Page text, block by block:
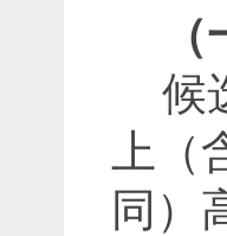
候
上
同）